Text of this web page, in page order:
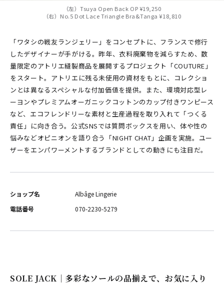
（左）Tsuya Open Back OP ¥19,250
（右）No.5 Dot Lace Triangle Bra&Tanga ¥18,810
「ワタシの戦友ランジェリー」をコンセプトに、フランスで修行
したデザイナーが手がける。昨年、衣料廃棄物を減らすため、数
量限定のアトリエ縫製商品を展開するプロジェクト「COUTURE」
をスタート。アトリエに残る未使用の資材をもとに、コレクショ
ンとは異なるスペシャルな付加価値を提供。また、環境対応型レ
ーヨンやプレミアムオーガニックコットンのカップ付きワンピース
など、エコフレンドリーな素材と生産過程を取り入れて「つくる
責任」に向き合う。公式SNSでは質問ボックスを用い、体や性の
悩みなどオピニオンを語り合う「NIGHT CHAT」企画を実施。ユー
ザーをエンパワーメントするブランドとしての動きにも注目だ。
ショップ名
Albâge Lingerie
電話番号
070-2230-5279
SOLE JACK｜多彩なソールの品揃えで、お気に入り